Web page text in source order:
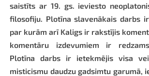
saistīts ar 19. gs. ieviesto
filosofiju. Plotīna slavenākais darbs ir
par kurām arī Kaligs ir rakstījis
komentāru izdevumiem ir
Plotīna darbs ir ietekmējis visa
misticismu daudzu gadsimtu garumā,